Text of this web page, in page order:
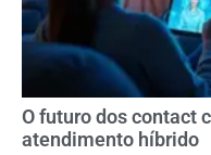
O futuro dos contact
atendimento híbrido